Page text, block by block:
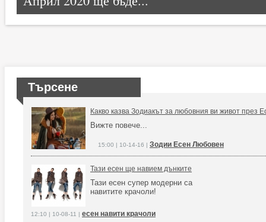
Търсене
Какво казва Зодиакът за любовния ви живот през
Вижте повече...
15:00 | 10-14-16 | Зодии Есен Любовен
Тази есен ще навием дънките
Тази есен супер модерни са
навитите крачоли!
12:10 | 10-08-11 | есен навити крачоли